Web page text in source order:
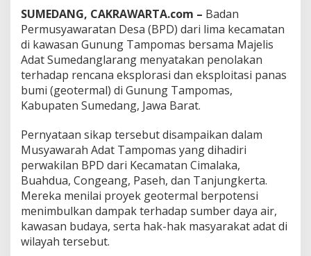
A
d
a
t
S
u
m
e
a
g
l
a
r
a
n
g
SUMEDANG, CAKRAWARTA.com – Badan
Permusyawaratan Desa (BPD) dari lima kecamatan
di kawasan Gunung Tampomas bersama Majelis
Adat Sumedanglarang menyatakan penolakan
terhadap rencana eksplorasi dan eksploitasi panas
bumi (geotermal) di Gunung Tampomas,
Kabupaten Sumedang, Jawa Barat.
Pernyataan sikap tersebut disampaikan dalam
Musyawarah Adat Tampomas yang dihadiri
perwakilan BPD dari Kecamatan Cimalaka,
Buahdua, Congeang, Paseh, dan Tanjungkerta.
Mereka menilai proyek geotermal berpotensi
menimbulkan dampak terhadap sumber daya air,
kawasan budaya, serta hak-hak masyarakat adat di
wilayah tersebut.